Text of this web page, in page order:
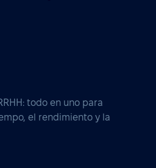
todo en uno para
el rendimiento y la